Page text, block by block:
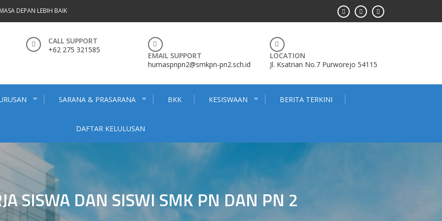
DEPAN LEBIH BAIK
CALL SUPPORT
+62 275 321585
EMAIL SUPPORT
humaspnpn2@smkpn-pn2.sch.id
LOCATION
Jl. Ksatrian No.7 Purworejo 54115
SARANA & PRASARANA BKK KESISWAAN BERITA TERKINI
DAFTAR KELULUSAN
SISWA DAN SISWI SMK PN DAN PN 2